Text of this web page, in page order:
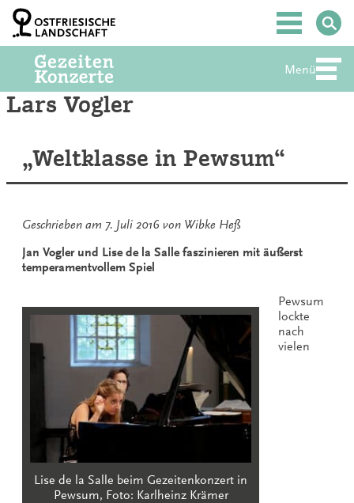
Zum
Inhalt
springen
Hauptmenü
Menü
Lars Vogler
„Weltklasse in Pewsum“
Geschrieben am 7. Juli 2016 von Wibke Heß
Jan Vogler und Lise de la Salle faszinieren mit äußerst
temperamentvollem Spiel
Lise de la Salle beim Gezeitenkonzert in
Pewsum, Foto: Karlheinz Krämer
Pewsum
lockte
nach
vielen